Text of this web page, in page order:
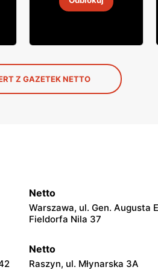
14 sie 2026
Z GAZETEK NETTO
Netto
Warszawa, ul. Gen. Augusta
Fieldorfa Nila 37
Netto
Raszyn, ul. Młynarska 3A